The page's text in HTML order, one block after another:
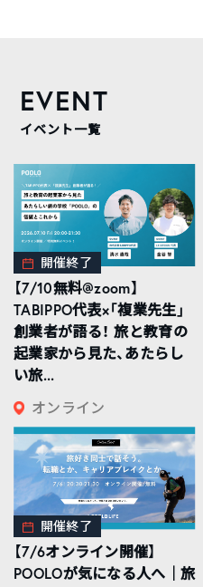
EVENT
イベント一覧
開催終了
【7/10無料@zoom】
TABIPPO代表×「複業先生」
創業者が語る！ 旅と教育の
起業家から見た、あたらし
い旅...
オンライン
開催終了
【7/6オンライン開催】
POOLOが気になる人へ｜旅